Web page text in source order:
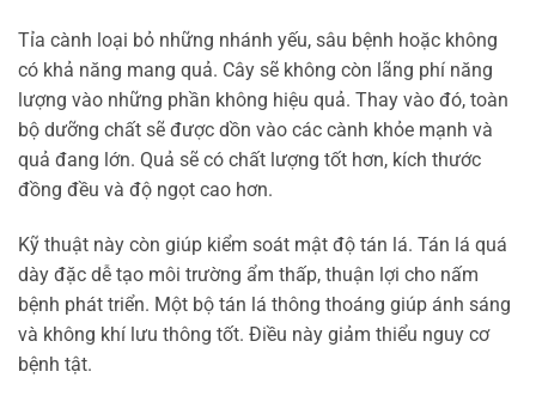
Tỉa cành loại bỏ những nhánh yếu, sâu bệnh hoặc không
có khả năng mang quả. Cây sẽ không còn lãng phí năng
lượng vào những phần không hiệu quả. Thay vào đó, toàn
bộ dưỡng chất sẽ được dồn vào các cành khỏe mạnh và
quả đang lớn. Quả sẽ có chất lượng tốt hơn, kích thước
đồng đều và độ ngọt cao hơn.
Kỹ thuật này còn giúp kiểm soát mật độ tán lá. Tán lá quá
dày đặc dễ tạo môi trường ẩm thấp, thuận lợi cho nấm
bệnh phát triển. Một bộ tán lá thông thoáng giúp ánh sáng
và không khí lưu thông tốt. Điều này giảm thiểu nguy cơ
bệnh tật.